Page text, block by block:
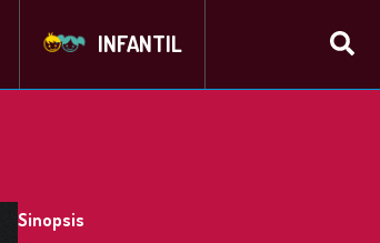
INFANTIL
Sinopsis